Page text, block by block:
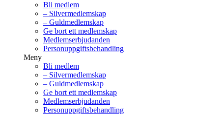
Bli medlem
– Silvermedlemskap
– Guldmedlemskap
Ge bort ett medlemskap
Medlemserbjudanden
Personuppgiftsbehandling
Meny
Bli medlem
– Silvermedlemskap
– Guldmedlemskap
Ge bort ett medlemskap
Medlemserbjudanden
Personuppgiftsbehandling